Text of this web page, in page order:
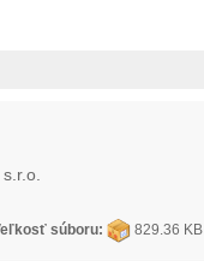
súboru: 829.36 KB